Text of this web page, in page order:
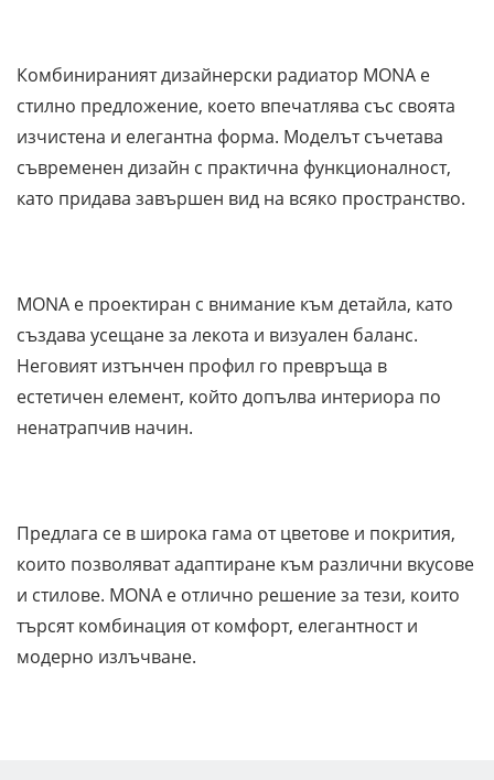
Комбинираният дизайнерски радиатор MONA е
стилно предложение, което впечатлява със своята
изчистена и елегантна форма. Моделът съчетава
съвременен дизайн с практична функционалност,
като придава завършен вид на всяко пространство.
MONA е проектиран с внимание към детайла, като
създава усещане за лекота и визуален баланс.
Неговият изтънчен профил го превръща в
естетичен елемент, който допълва интериора по
ненатрапчив начин.
Предлага се в широка гама от цветове и покрития,
които позволяват адаптиране към различни вкусове
и стилове. MONA е отлично решение за тези, които
търсят комбинация от комфорт, елегантност и
модерно излъчване.